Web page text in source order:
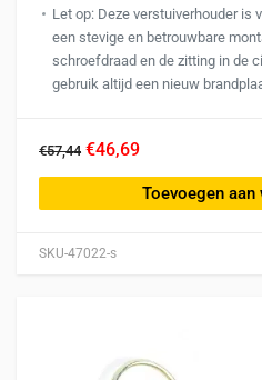
SKU-47022-s
Let op: Deze verstuiverhouder is
een stevige en betrouwbare
schroefdraad en de zitting in de
gebruik altijd een nieuw
€57,44 €46,69
Toevoegen